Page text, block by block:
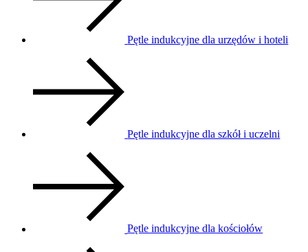
Pętle indukcyjne dla urzędów i hoteli
Pętle indukcyjne dla szkół i uczelni
Pętle indukcyjne dla kościołów